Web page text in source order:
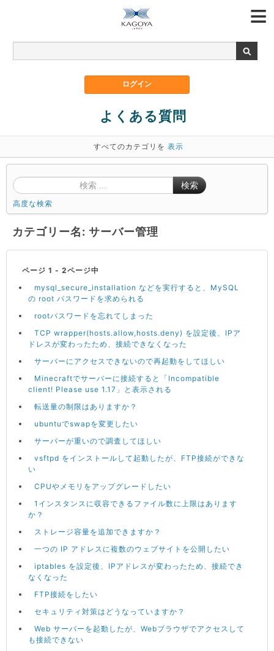
よくある質問
すべてのカテゴリを 表示
検索
高度な検索
カテゴリー名: サーバー管理
ページ 1 - 2ページ中
mysql_secure_installation などを実行すると、MySQL
の root パスワードを求められる
rootパスワードを忘れてしまった
TCP wrapper(hosts.allow,hosts.deny) を設定後、IPア
ドレスが変わったため、接続できなくなった
サーバーにアクセスできないので再起動をしてほしい
Minecraftでサーバーに接続すると「Incompatible
client! Please use 1.17」と表示される
転送量の制限はありますか？
ubuntuでswapを変更したい
サーバーが重いので調査してほしい
vsftpd をインストールして起動したが、FTP接続ができな
い
CPUやメモリをアップグレードしたい
1インスタンスに収容できるファイル数に上限はあります
か？
ストレージ容量を追加できますか？
一つの IP アドレスに複数のウェブサイトを公開したい
iptables を設定後、IPアドレスが変わったため、接続でき
なくなった
FTP接続をしたい
セキュリティ対策はどうなっていますか？
Web サーバーを起動したが、Webブラウザでアクセスして
も接続できない